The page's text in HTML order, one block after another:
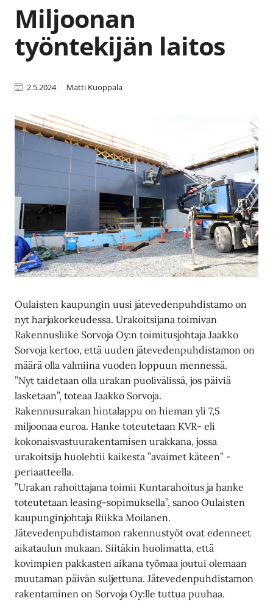
Miljoonan
työntekijän laitos
2.5.2024 Matti Kuoppala
Oulaisten kaupungin uusi jätevedenpuhdistamo on
nyt harjakorkeudessa. Urakoitsijana toimivan
Rakennusliike Sorvoja Oy:n toimitusjohtaja Jaakko
Sorvoja kertoo, että uuden jätevedenpuhdistamon on
määrä olla valmiina vuoden loppuun mennessä.
”Nyt taidetaan olla urakan puolivälissä, jos päiviä
lasketaan”, toteaa Jaakko Sorvoja.
Rakennusurakan hintalappu on hieman yli 7,5
miljoonaa euroa. Hanke toteutetaan KVR- eli
kokonaisvastuurakentamisen urakkana, jossa
urakoitsija huolehtii kaikesta ”avaimet käteen” -
periaatteella.
”Urakan rahoittajana toimii Kuntarahoitus ja hanke
toteutetaan leasing-sopimuksella”, sanoo Oulaisten
kaupunginjohtaja Riikka Moilanen.
Jätevedenpuhdistamon rakennustyöt ovat edenneet
aikataulun mukaan. Siitäkin huolimatta, että
kovimpien pakkasten aikana työmaa joutui olemaan
muutaman päivän suljettuna. Jätevedenpuhdistamon
rakentaminen on Sorvoja Oy:lle tuttua puuhaa.